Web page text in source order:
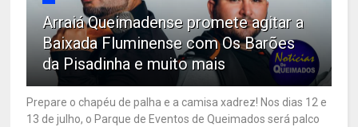
Arraiá Queimadense promete agitar a
Baixada Fluminense com Os Barões
da Pisadinha e muito mais
Prepare o chapéu de palha e a camisa xadrez! Nos dias 12 e
13 de julho, o Parque de Eventos de Queimados será palco